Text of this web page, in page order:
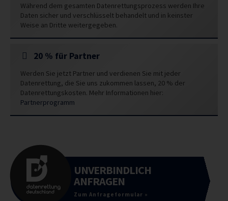
Während dem gesamten Datenrettungsprozess werden Ihre
Daten sicher und verschlüsselt behandelt und in keinster
Weise an Dritte weitergegeben.
20 % für Partner
Werden Sie jetzt Partner und verdienen Sie mit jeder
Datenrettung, die Sie uns zukommen lassen, 20 % der
Datenrettungskosten. Mehr Informationen hier:
Partnerprogramm
UNVERBINDLICH
ANFRAGEN
Zum Anfrageformular »